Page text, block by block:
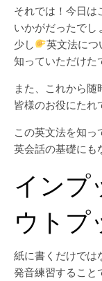
それでは！今日は
いかがだったでし
少し
英文法につ
知っていただけた
また、これから
皆様のお役にたれ
この英文法を知っ
英会話の基礎にも
インプ
ウトプ
紙に書くだけでは
発音練習すること